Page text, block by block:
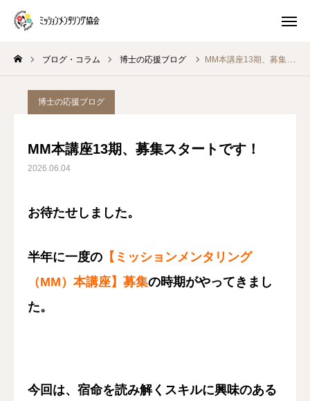
ブログ・コラム 博士の応援ブログ MM本講座13期、募集スタートです！
博士の応援ブログ
MM本講座13期、募集スタートです！
2026.06.04
お待たせしました。
半年に一度の 【 ミッションメンタリング
（MM）本講座】募集の時期がやってきまし
た。
今回は、宿命を読み解くスキルに興味のある
プレ講座
トイロキャラ解説
ブログ・コラム
プログラム